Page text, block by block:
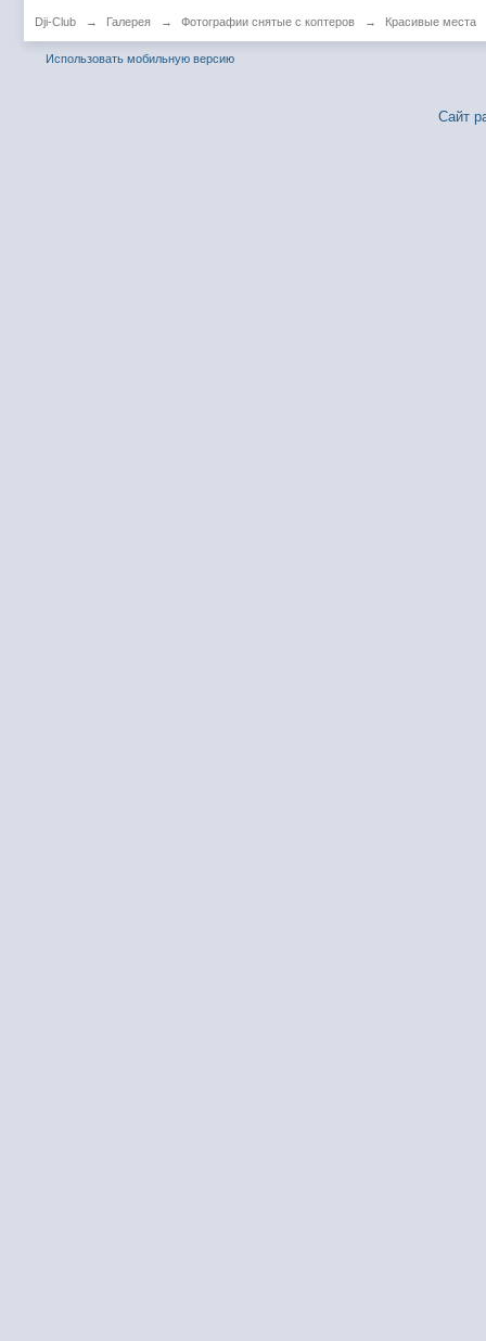
Dji-Club → Галерея → Фотографии снятые с коптеров → Красивые места
Использовать мобильную версию
Сайт